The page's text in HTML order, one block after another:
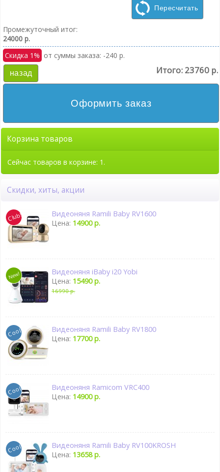
Пересчитать
Промежуточный итог:
24000 р.
Скидка 1% от суммы заказа: -240 р.
назад Итого: 23760 р.
Оформить заказ
Корзина товаров
Сейчас товаров в корзине: 1.
Скидки, хиты, акции
Видеоняня Ramili Baby RV1600
Цена: 14900 р.
Видеоняня iBaby i20 Yobi
Цена: 15490 р.
16990 р.
Видеоняня Ramili Baby RV1800
Цена: 17700 р.
Видеоняня Ramicom VRC400
Цена: 14900 р.
Видеоняня Ramili Baby RV100KROSH
Цена: 13658 р.